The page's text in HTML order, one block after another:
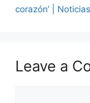
corazón’ |
Leave a